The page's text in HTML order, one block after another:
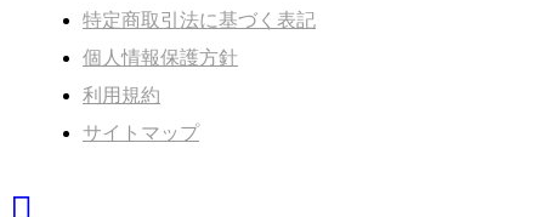
特定商取引法に基づく表記
個人情報保護方針
利用規約
サイトマップ